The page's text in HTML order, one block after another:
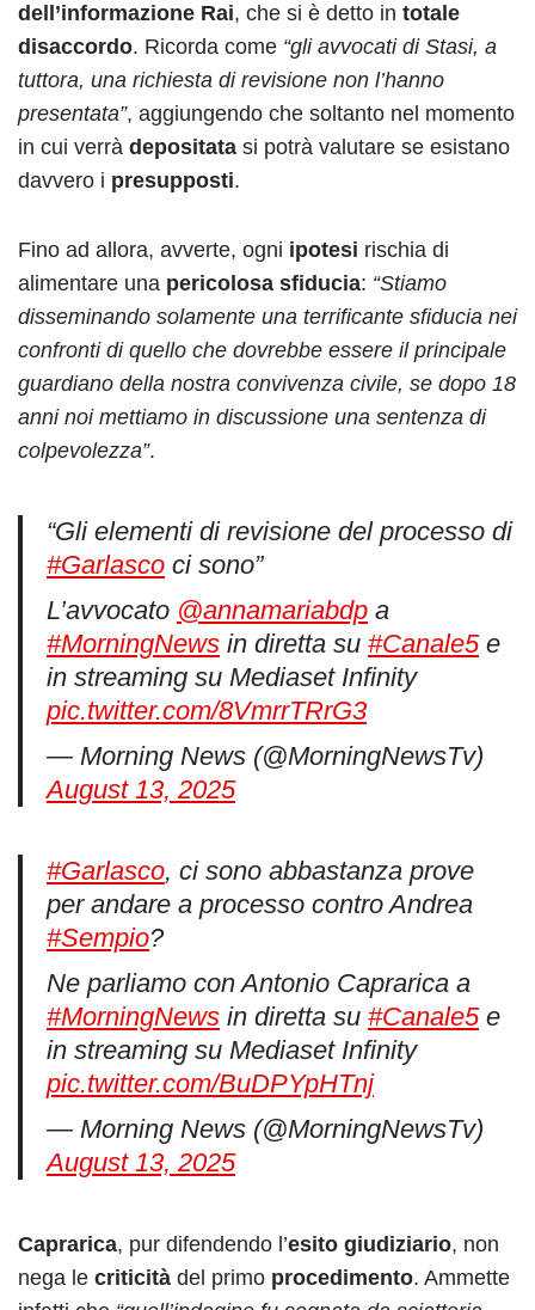
dell’informazione Rai, che si è detto in totale
disaccordo. Ricorda come “gli avvocati di Stasi, a
tuttora, una richiesta di revisione non l’hanno
presentata”, aggiungendo che soltanto nel momento
in cui verrà depositata si potrà valutare se esistano
davvero i presupposti.
Fino ad allora, avverte, ogni ipotesi rischia di
alimentare una pericolosa sfiducia: “Stiamo
disseminando solamente una terrificante sfiducia nei
confronti di quello che dovrebbe essere il principale
guardiano della nostra convivenza civile, se dopo 18
anni noi mettiamo in discussione una sentenza di
colpevolezza”.
“Gli elementi di revisione del processo di
#Garlasco ci sono”
L’avvocato @annamariabdp a
#MorningNews in diretta su #Canale5e
in streaming su Mediaset Infinity
pic.twitter.com/8VmrrTRrG3
— Morning News (@MorningNewsTv)
August 13, 2025
#Garlasco, ci sono abbastanza prove
per andare a processo contro Andrea
#Sempio?
Ne parliamo con Antonio Caprarica a
#MorningNews in diretta su #Canale5e
in streaming su Mediaset Infinity
pic.twitter.com/BuDPYpHTnj
— Morning News (@MorningNewsTv)
August 13, 2025
Caprarica, pur difendendo l’esito giudiziario, non
nega le criticità del primo procedimento. Ammette